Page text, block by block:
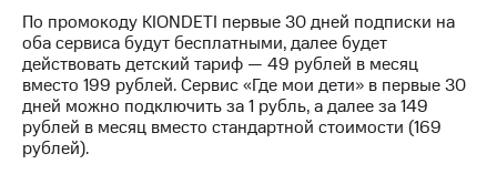
и
аудит
Рынок
акций
Описание
По промокоду KIONDETI первые 30 дней подписки на
оба сервиса будут бесплатными, далее будет
действовать детский тариф — 49 рублей в месяц
вместо 199 рублей. Сервис «Где мои дети» в первые 30
дней можно подключить за 1 рубль, а далее за 149
рублей в месяц вместо стандартной стоимости (169
рублей).